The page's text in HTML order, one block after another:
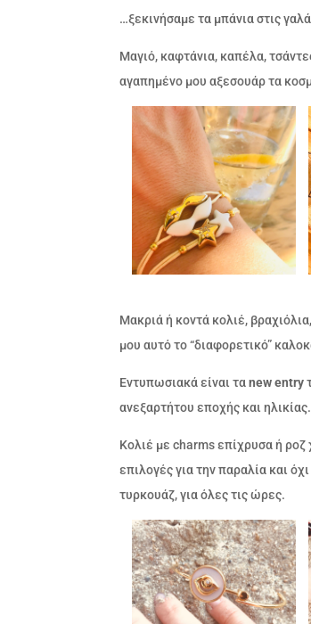
…ξεκινήσαμε τα μπάνια στις
Μαγιό, καφτάνια, καπέλα,
αγαπημένο μου αξεσουάρ τα
Μακριά ή κοντά κολιέ,
μου αυτό το “διαφορετικό”
Εντυπωσιακά είναι ταnew entry
ανεξαρτήτου εποχής και ηλικίας.
Κολιέ με charms επίχρυσα ή ροζ
επιλογές για την παραλία και
τυρκουάζ, για όλες τις ώρες.